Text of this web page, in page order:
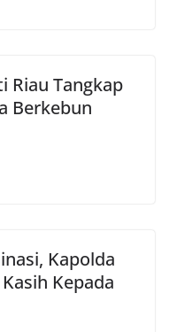
Riau Tangkap
Berkebun
Kapolda
Kepada